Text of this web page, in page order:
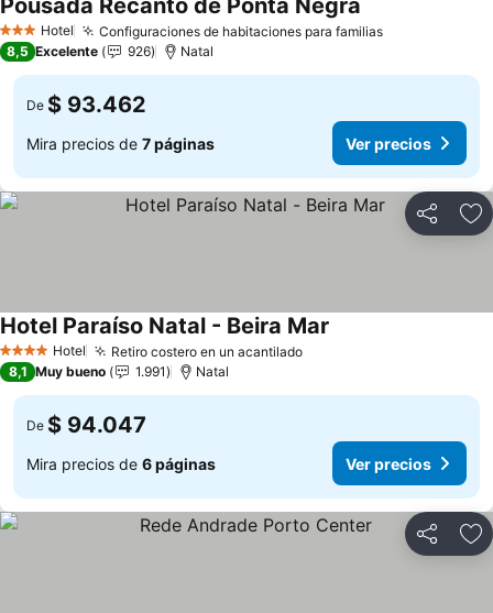
3 Estrellas
Hotel Configuraciones de habitaciones para familias
Pousada Recanto de Ponta Negra
8,5 Excelente 926 Natal
De $ 93.462
Mira precios de 7 páginas Ver precios
Compartir
4 EstrellasHotel Retiro costero en un acantilado
Hotel Paraíso Natal - Beira Mar
8,1 Muy bueno 1.991 Natal
De $ 94.047
Mira precios de 6 páginas Ver precios
Compartir